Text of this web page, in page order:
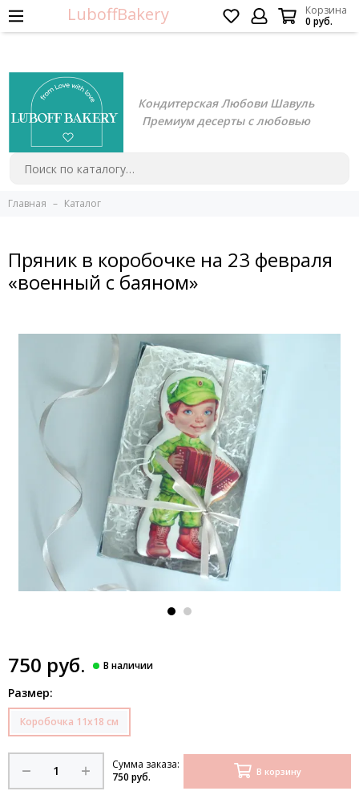
Кондитерская Любови Шавуль
Премиум десерты с любовью
LuboffBakery
Корзина
0 руб.
Главная Каталог
Пряник в коробочке на 23 февраля
«военный с баяном»
750 руб.
Размер:
Коробочка 11х18 см
Сумма заказа:
750 руб.
В корзину